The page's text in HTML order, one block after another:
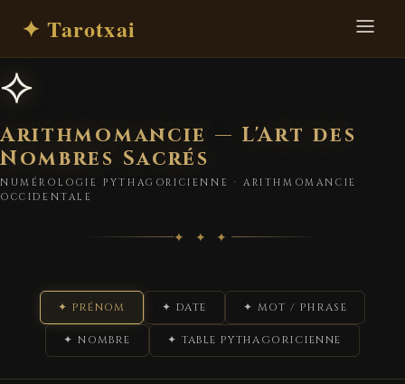
✦ Tarotxai
⟡
Arithmomancie — L'Art des
Nombres Sacrés
NUMÉROLOGIE PYTHAGORICIENNE · ARITHMOMANCIE
OCCIDENTALE
✦ ✦ ✦
✦ PRÉNOM ✦ DATE ✦ MOT / PHRASE
✦ NOMBRE ✦ TABLE PYTHAGORICIENNE